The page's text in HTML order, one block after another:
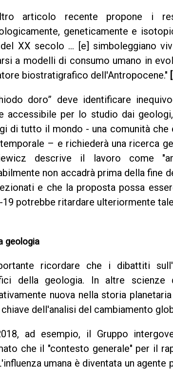
articolo recente propone i
geneticamente e
XX secolo ... [e] simboleggiano
a modelli di consumo umano in
biostratigrafico dell'Antropocene."
doro” deve identificare
accessibile per lo studio dai
di tutto il mondo - una comunità
– e richiederà una ricerca
descrive il lavoro come
non accadrà prima della fine
e che la proposta possa
19 potrebbe ritardare ulteriormente
geologia
ricordare che i dibattiti
della geologia. In altre
nuova nella storia
dell'analisi del cambiamento
ad esempio, il Gruppo
che il "contesto generale" per il
umana è diventata un